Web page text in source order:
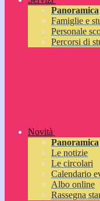
Panoramica
Famiglie e
Personale
Percorsi di
Novità
Panoramica
Le notizie
Le circolari
Calendario
Albo online
Rassegna